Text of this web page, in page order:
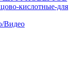
кислотные-для